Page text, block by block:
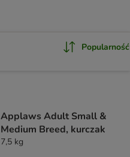
Popularność
Applaws Adult Small &
Medium Breed, kurczak
7,5 kg